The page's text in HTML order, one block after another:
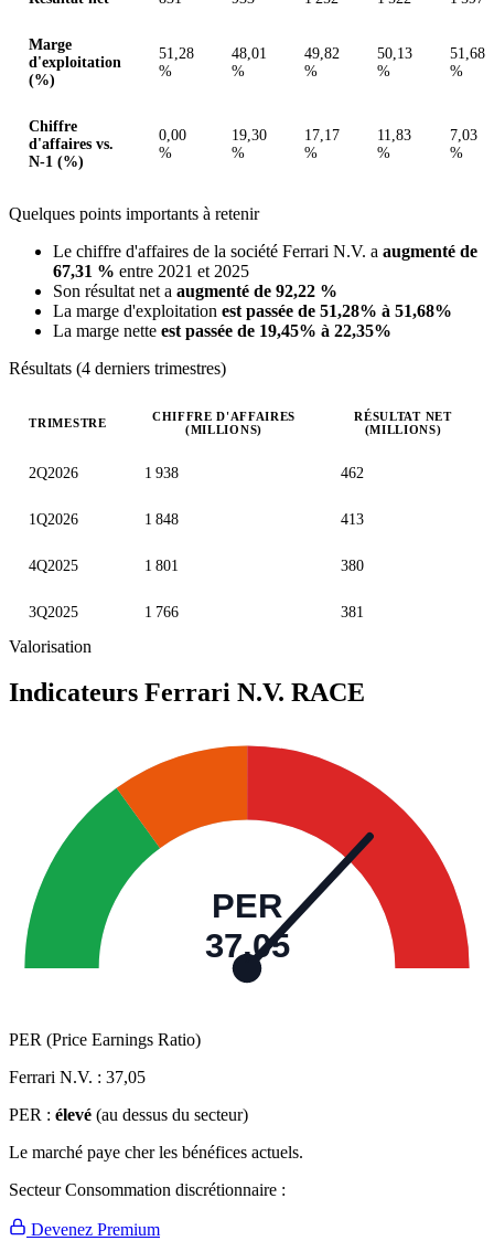
Marge
d'exploitation
(%)
51,28
%
48,01
%
49,82
%
50,13
%
51,68
%
Chiffre
d'affaires vs.
N-1 (%)
0,00
%
19,30
%
17,17
%
11,83
%
7,03
%
Quelques points importants à retenir
Le chiffre d'affaires de la société Ferrari N.V. a augmenté de
67,31 % entre 2021 et 2025
Son résultat net a augmenté de 92,22 %
La marge d'exploitation est passée de 51,28% à 51,68%
La marge nette est passée de 19,45% à 22,35%
Résultats (4 derniers trimestres)
TRIMESTRE
CHIFFRE D'AFFAIRES
(MILLIONS)
RÉSULTAT NET
(MILLIONS)
2Q2026 1 938 462
1Q2026 1 848 413
4Q2025 1 801 380
3Q2025 1 766 381
Valorisation
Indicateurs Ferrari N.V. RACE
PER
37,05
PER (Price Earnings Ratio)
Ferrari N.V. : 37,05
PER : élevé (au dessus du secteur)
Le marché paye cher les bénéfices actuels.
Secteur Consommation discrétionnaire :
Devenez Premium